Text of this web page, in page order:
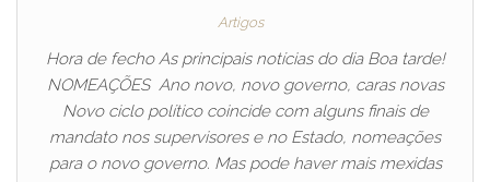
Artigos
Hora de fecho As principais notícias do dia Boa tarde!
NOMEAÇÕES Ano novo, novo governo, caras novas
Novo ciclo político coincide com alguns finais de
mandato nos supervisores e no Estado, nomeações
para o novo governo. Mas pode haver mais mexidas